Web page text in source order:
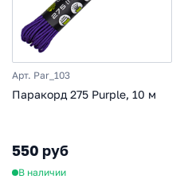
Арт. Par_103
Паракорд 275 Purple, 10 м
550 руб
В наличии